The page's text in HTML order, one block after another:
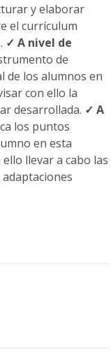
y elaborar
el currículum
✓ A nivel de
de
de los alumnos en
con ello la
desarrollada. ✓ A
los puntos
en esta
llevar a cabo las